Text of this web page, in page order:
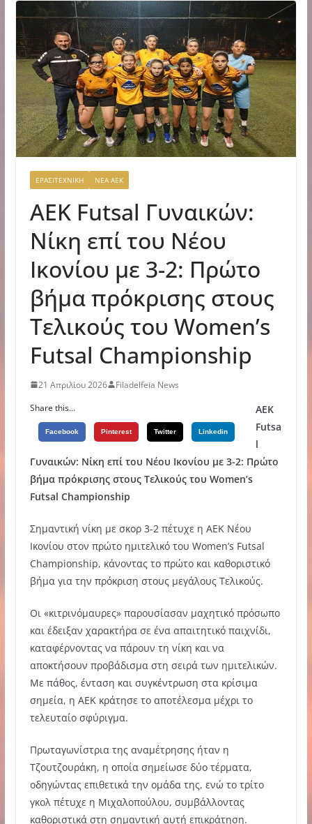
ΕΡΑΣΙΤΕΧΝΙΚΗ ΝΕΑ ΑΕΚ
ΑΕΚ Futsal Γυναικών:
Νίκη επί του Νέου
Ικονίου με 3-2: Πρώτο
βήμα πρόκρισης στους
Τελικούς του Women’s
Futsal Championship
21 Απριλίου 2026
Filadelfeia News
Share this...
Facebook Pinterest Twitter Linkedin
ΑΕΚ
Futsa
l
Γυναικών: Νίκη επί του Νέου Ικονίου με 3-2: Πρώτο
βήμα πρόκρισης στους Τελικούς του Women’s
Futsal Championship
Σημαντική νίκη με σκορ 3-2 πέτυχε η ΑΕΚ Νέου
Ικονίου στον πρώτο ημιτελικό του Women’s Futsal
Championship, κάνοντας το πρώτο και καθοριστικό
βήμα για την πρόκριση στους μεγάλους Τελικούς.
Οι «κιτρινόμαυρες» παρουσίασαν μαχητικό πρόσωπο
και έδειξαν χαρακτήρα σε ένα απαιτητικό παιχνίδι,
καταφέρνοντας να πάρουν τη νίκη και να
αποκτήσουν προβάδισμα στη σειρά των ημιτελικών.
Με πάθος, ένταση και συγκέντρωση στα κρίσιμα
σημεία, η ΑΕΚ κράτησε το αποτέλεσμα μέχρι το
τελευταίο σφύριγμα.
Πρωταγωνίστρια της αναμέτρησης ήταν η
Τζουτζουράκη, η οποία σημείωσε δύο τέρματα,
οδηγώντας επιθετικά την ομάδα της, ενώ το τρίτο
γκολ πέτυχε η Μιχαλοπούλου, συμβάλλοντας
καθοριστικά στη σημαντική αυτή επικράτηση.